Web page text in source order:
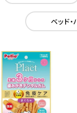
ベッド・